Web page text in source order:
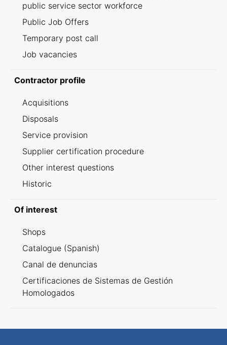
public service sector workforce
Public Job Offers
Temporary post call
Job vacancies
Contractor profile
Acquisitions
Disposals
Service provision
Supplier certification procedure
Other interest questions
Historic
Of interest
Shops
Catalogue (Spanish)
Canal de denuncias
Certificaciones de Sistemas de Gestión
Homologados